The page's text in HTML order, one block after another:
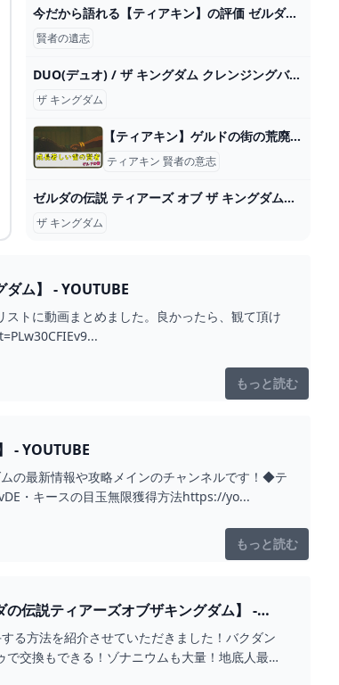
今だから語れる【ティアキン】の評価 ゼルダの伝説ティアーズオブザキングダム(ティアキン)攻略まとめ-コログ速報
賢者の遺志
DUO(デュオ) / ザ キングダム クレンジングバームの公式商品情報｜美容・化粧品情報はアットコスメ
ザ キングダム
【ティアキン】ゲルドの街の荒廃にショックを受け、雷の賢者に喜ぶ - 砂糖水と雑記帳
ティアキン 賢者の意志
ゼルダの伝説 ティアーズ オブ ザ キングダムの通販 by はやとs shop｜ラクマ
ザ キングダム
ム】 - YOUTUBE
トに動画まとめました。良かったら、観て頂け
もっと読む
- YOUTUBE
の最新情報や攻略メインのチャンネルです！◆テ
・キースの目玉無限獲得方法https://yo...
もっと読む
の伝説ティアーズオブザキングダム】 -
る方法を紹介させていただきました！バクダン
交換もできる！ゾナニウムも大量！地底人最